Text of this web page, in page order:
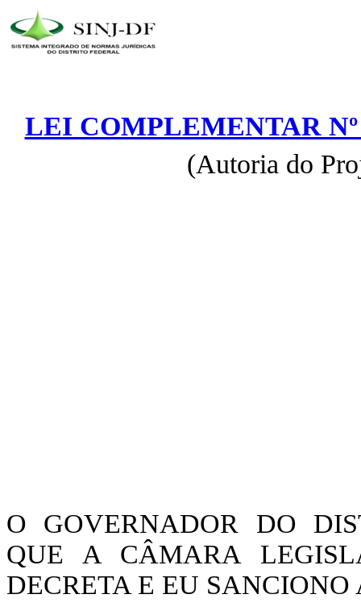
LEI COMPLEMENTAR
(Autoria do
O GOVERNADOR DO
QUE A CÂMARA
DECRETA E EU